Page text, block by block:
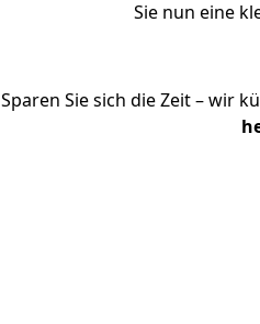
Sie nun eine
Sparen Sie sich die Zeit – wir